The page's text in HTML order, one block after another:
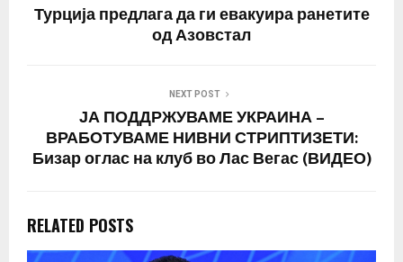
Турција предлага да ги евакуира ранетите
од Азовстал
NEXT POST
ЈА ПОДДРЖУВАМЕ УКРАИНА –
ВРАБОТУВАМЕ НИВНИ СТРИПТИЗЕТИ:
Бизар оглас на клуб во Лас Вегас (ВИДЕО)
RELATED POSTS